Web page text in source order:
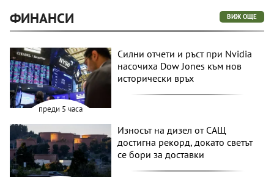
ФИНАНСИ ВИЖ ОЩЕ
преди 5 часа
Силни отчети и ръст при Nvidia
насочиха Dow Jones към нов
исторически връх
Износът на дизел от САЩ
достигна рекорд, докато светът
се бори за доставки